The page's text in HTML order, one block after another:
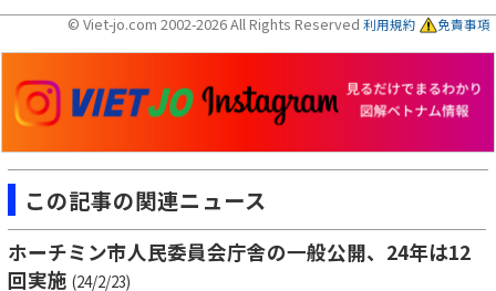
© Viet-jo.com 2002-2026 All Rights Reserved 利用規約 免責事項
この記事の関連ニュース
ホーチミン市人民委員会庁舎の一般公開、24年は12
回実施 (24/2/23)